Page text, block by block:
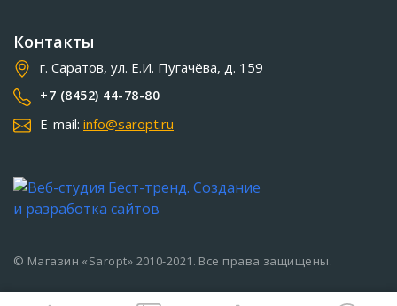
Контакты
г. Саратов, ул. Е.И. Пугачёва, д. 159
+7 (8452) 44-78-80
E-mail: info@saropt.ru
© Магазин «Saropt» 2010-2021. Все права защищены.